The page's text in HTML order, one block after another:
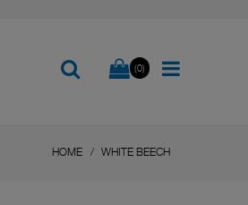
(0)
HOME WHITE BEECH